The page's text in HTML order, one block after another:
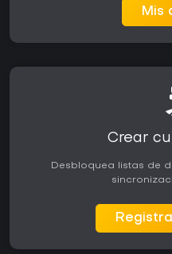
Mis
Crear
Desbloquea listas de